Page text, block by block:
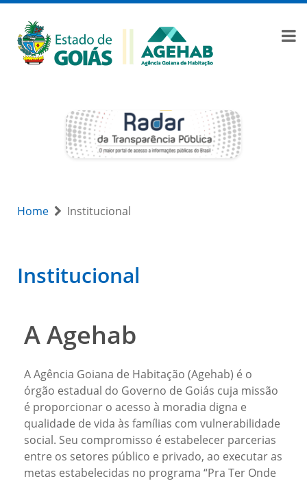
Home Institucional
Institucional
A Agehab
A Agência Goiana de Habitação (Agehab) é o
órgão estadual do Governo de Goiás cuja missão
é proporcionar o acesso à moradia digna e
qualidade de vida às famílias com vulnerabilidade
social. Seu compromisso é estabelecer parcerias
entre os setores público e privado, ao executar as
metas estabelecidas no programa “Pra Ter Onde